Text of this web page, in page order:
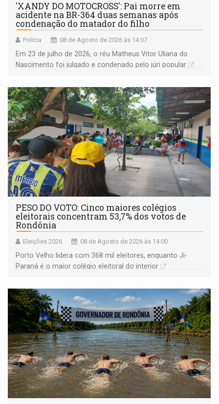
'XANDY DO MOTOCROSS': Pai morre em
acidente na BR-364 duas semanas após
condenação do matador do filho
Polícia 08 de Agosto de 2026 às 14:07
Em 23 de julho de 2026, o réu Matheus Vitor Uliana do
Nascimento foi julgado e condenado pelo júri popular
PESO DO VOTO: Cinco maiores colégios
eleitorais concentram 53,7% dos votos de
Rondônia
Eleições 2026 08 de Agosto de 2026 às 14:00
Porto Velho lidera com 368 mil eleitores, enquanto Ji-
Paraná é o maior colégio eleitoral do interior